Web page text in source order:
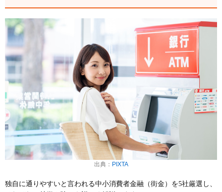
出典： PIXTA
独自に通りやすいと言われる中小消費者金融（街金）を5社厳選し、